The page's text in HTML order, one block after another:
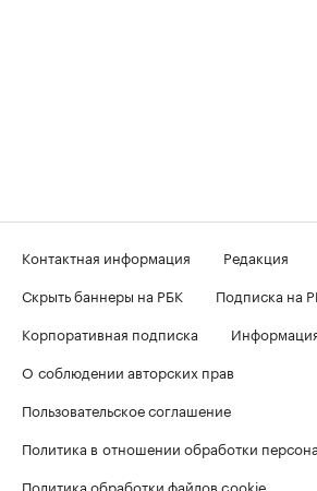
Контактная информация
Редакция
Скрыть баннеры на РБК
Подписка на
Корпоративная подписка
О соблюдении авторских прав
Пользовательское соглашение
Политика в отношении обработки
Политика обработки файлов cookie